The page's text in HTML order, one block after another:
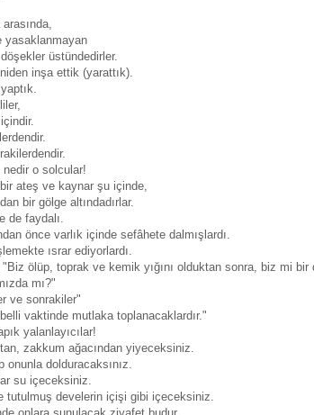
yasaklanmayan
üstündedirler.
inşa ettik (yarattık).
nedir o solcular!
ateş ve kaynar şu içinde,
bir gölge altındadırlar.
de faydalı.
önce varlık içinde sefâhete dalmışlardı.
ısrar ediyorlardı.
ölüp, toprak ve kemik yığını olduktan sonra, biz mi bir
mı?"
ve sonrakiler"
vaktinde mutlaka toplanacaklardır."
yalanlayıcılar!
zakkum ağacından yiyeceksiniz.
onunla dolduracaksınız.
su içeceksiniz.
tutulmuş develerin içişi gibi içeceksiniz.